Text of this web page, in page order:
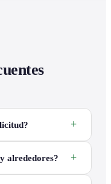
alrededores?